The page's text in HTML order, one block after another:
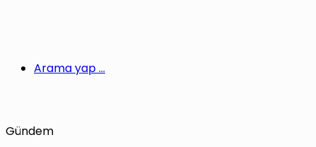
Arama yap ...
Gündem